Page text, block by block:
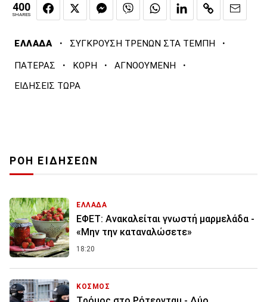
400
SHARES
ΕΛΛΑΔΑ · ΣΥΓΚΡΟΥΣΗ ΤΡΕΝΩΝ ΣΤΑ ΤΕΜΠΗ ·
ΠΑΤΕΡΑΣ · ΚΟΡΗ · ΑΓΝΟΟΥΜΕΝΗ ·
ΕΙΔΗΣΕΙΣ ΤΩΡΑ
ΡΟΗ ΕΙΔΗΣΕΩΝ
ΕΛΛΑΔΑ
ΕΦΕΤ: Ανακαλείται γνωστή μαρμελάδα -
«Μην την καταναλώσετε»
18:20
ΚΟΣΜΟΣ